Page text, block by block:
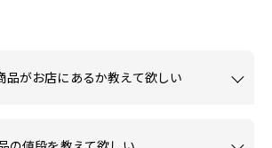
品がお店にあるか教えて欲しい